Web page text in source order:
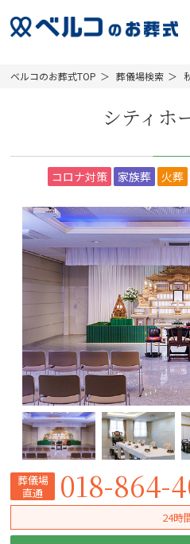
ベルコのお葬式TOP 葬儀場検索
シティホ
コロナ対策 家族葬 火葬
葬儀場
直通
018-864-
24時